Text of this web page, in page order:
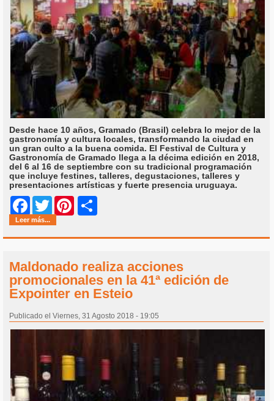
Desde hace 10 años, Gramado (Brasil) celebra lo mejor de la
gastronomía y cultura locales, transformando la ciudad en
un gran culto a la buena comida. El Festival de Cultura y
Gastronomía de Gramado llega a la décima edición en 2018,
del 6 al 16 de septiembre con su tradicional programación
que incluye festines, talleres, degustaciones, talleres y
presentaciones artísticas y fuerte presencia uruguaya.
Facebook
Twitter Pinterest
Leer más...
Maldonado realiza acciones
promocionales en la 41ª edición de
Expointer en Esteio
Publicado el Viernes, 31 Agosto 2018 - 19:05